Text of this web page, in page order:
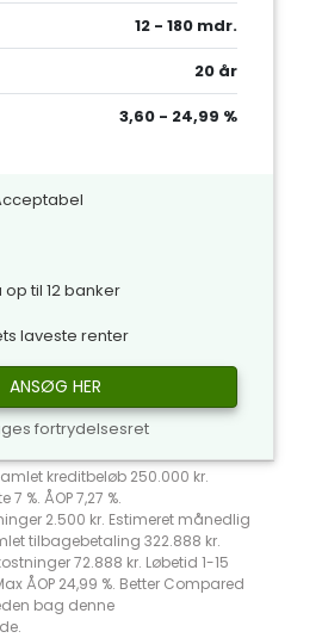
12 - 180 mdr.
20 år
3,60 - 24,99 %
til 12 banker
laveste renter
ANSØG HER
fortrydelsesret
kreditbeløb 250.000 kr.
%. ÅOP 7,27 %.
2.500 kr. Estimeret månedlig
tilbagebetaling 322.888 kr.
72.888 kr. Løbetid 1-15
ÅOP 24,99 %. Better Compared
bag denne